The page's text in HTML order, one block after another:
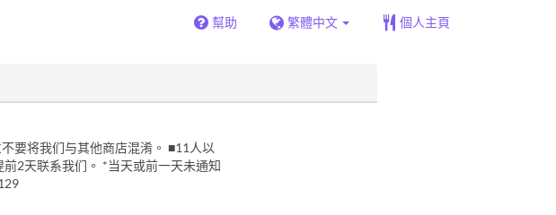
幫助 繁體中文 個人主頁
要将我们与其他商店混淆。 ■11人以
2天联系我们。 *当天或前一天未通知